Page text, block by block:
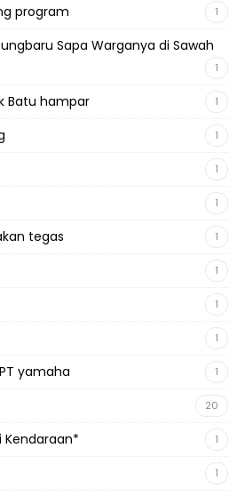
program 1
Sapa Warganya di Sawah
1
Batu hampar 1
1
1
1
tegas 1
1
1
1
yamaha 1
20
Kendaraan* 1
1